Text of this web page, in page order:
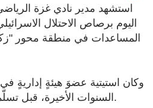
اليوم برصاص الاحتلال
المساعدات في منطقة محور
وكان استيتية عضوَ هيئةٍ إداريةٍ
السنوات الأخيرة، قبل تسلّمه منصب المدير الإداري.